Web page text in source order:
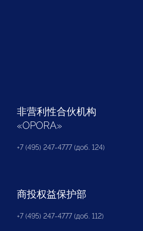
非营利性合伙机构
«OPORA»
+7 (495) 247-4777 (доб. 124)
商投权益保护部
+7 (495) 247-4777 (доб. 112)